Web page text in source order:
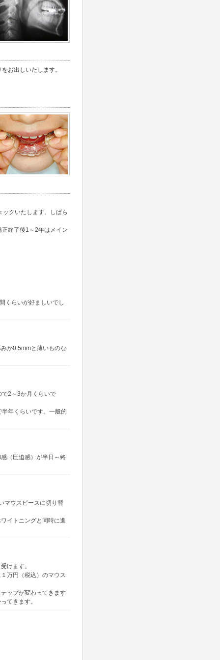
お出しいたします。
クいたします。しばら
終了後1～2年はメイン
くらいが好ましいでし
が0.5mmと薄いものな
2～3か月くらいで
年くらいです。一般的
（圧迫感）が半日～終
マウスピースに切り替
イトニングと同時に進
けます。
万円（税込）のマウス
ップが変わってきます
てきます。